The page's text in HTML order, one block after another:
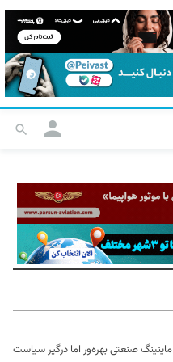
ماینینگ صنعتی بهره‌ور اما درگیر سیاست